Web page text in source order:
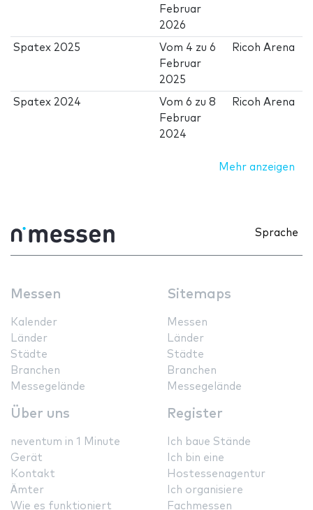
Februar
2026
Spatex 2025 Vom 4 zu6
Februar
2025
Ricoh Arena
Spatex 2024 Vom6 zu8
Februar
2024
Ricoh Arena
Mehr anzeigen
Sprache
Messen
Kalender
Länder
Städte
Branchen
Messegelände
Sitemaps
Messen
Länder
Städte
Branchen
Messegelände
Über uns
neventum in 1 Minute
Gerät
Kontakt
Ämter
Wie es funktioniert
Register
Ich baue Stände
Ich bin eine
Hostessenagentur
Ich organisiere
Fachmessen